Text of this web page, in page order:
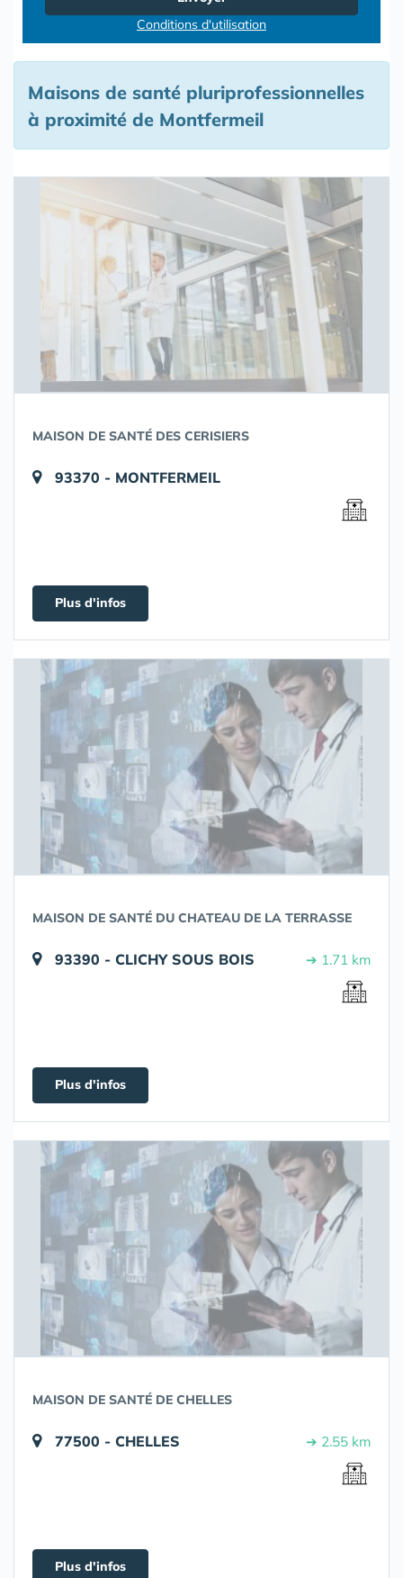
Conditions d'utilisation
Maisons de santé pluriprofessionnelles
à proximité de Montfermeil
MAISON DE SANTÉ DES CERISIERS
93370 - MONTFERMEIL
Plus d'infos
MAISON DE SANTÉ DU CHATEAU DE LA TERRASSE
93390 - CLICHY SOUS BOIS ➔ 1.71 km
Plus d'infos
MAISON DE SANTÉ DE CHELLES
77500 - CHELLES ➔ 2.55 km
Plus d'infos